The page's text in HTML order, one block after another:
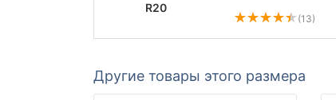
R20
(13)
Другие товары этого размера